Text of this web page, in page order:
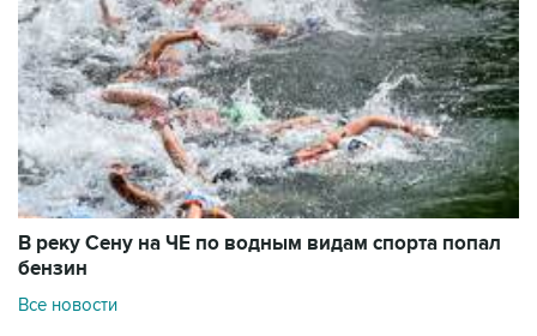
В реку Сену на ЧЕ по водным видам спорта попал
бензин
Все новости